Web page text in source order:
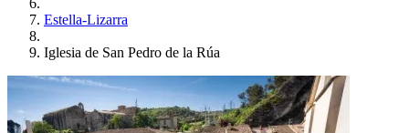
Estella-Lizarra
Iglesia de San Pedro de la Rúa